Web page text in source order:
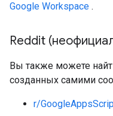
Google Workspace .
Reddit
Вы также можете
созданных самими
r/